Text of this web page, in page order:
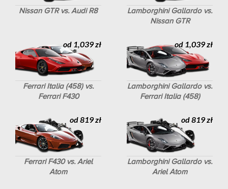
Nissan GTR vs. Audi R8
Lamborghini Gallardo vs.
Nissan GTR
Ferrari Italia (458) vs.
Ferrari F430
od 1,039 zł
Lamborghini Gallardo vs.
Ferrari Italia (458)
od 1,039 zł
Ferrari F430 vs. Ariel
Atom
od 819 zł
Lamborghini Gallardo vs.
Ariel Atom
od 819 zł